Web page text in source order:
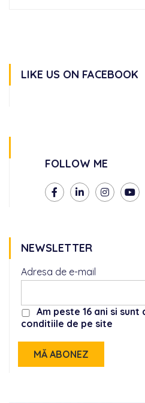
LIKE US ON FACEBOOK
FOLLOW ME
NEWSLETTER
Adresa de e-mail
Am peste 16 ani si
conditiile de pe site